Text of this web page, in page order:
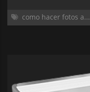
como hacer fotos a...